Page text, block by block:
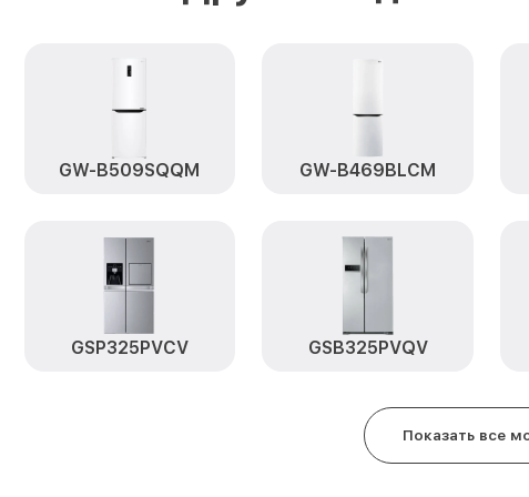
Замена
Замена
Замена
Замена
GW-B509SQQM GW-B469BLCM
GSP325PVCV GSB325PVQV
Показать все